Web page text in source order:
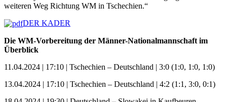
weiteren Weg Richtung WM in Tschechien.“
DER KADER
Die WM-Vorbereitung der Männer-Nationalmannschaft im
Überblick
11.04.2024 | 17:10 | Tschechien – Deutschland | 3:0 (1:0, 1:0, 1:0)
13.04.2024 | 17:10 | Tschechien – Deutschland | 4:2 (1:1, 3:0, 0:1)